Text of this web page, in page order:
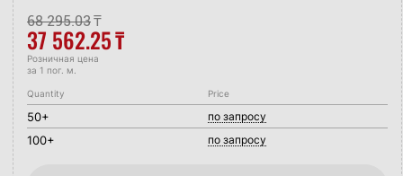
68 295.03₸
37 562.25₸
Розничная цена
за 1 пог. м.
Quantity
50+
100+
Price
по запросу
по запросу